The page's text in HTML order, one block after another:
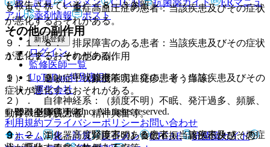
９．１．７． 重症高血圧症の患者：当該疾患及びその症状
が悪化するおそれがある。
９．１．８． 排尿障害のある患者：当該疾患及びその症状
が悪化するおそれがある。
９．１．９． 甲状腺機能亢進症の患者：当該疾患及びその
症状が悪化するおそれがある。
（腎機能障害患者）
９．２．１． 高度腎障害のある患者：当該疾患及びその症
も報告されている）〔８．３参照〕。
その他の副作用
１１．２． その他の副作用
１）． 過敏症：（頻度不明）発疹、そう痒等。
２）． 自律神経系：（頻度不明）不眠、発汗過多、頻脈、
動悸、全身脱力感、精神興奮等。
３）． 消化器：（頻度不明）食欲不振、胃部不快感、悪
アル
薬剤情報 ポスト
新規登録
ログイン
監修医師一覧
UpToDate特別割引
運営会社
© 2021 HOKUTO Inc. All rights reserved.
利用規約プライバシーポリシーお問い合わせ
ホーム
表・計算 レジメン CTCAE
抗菌薬ガイド